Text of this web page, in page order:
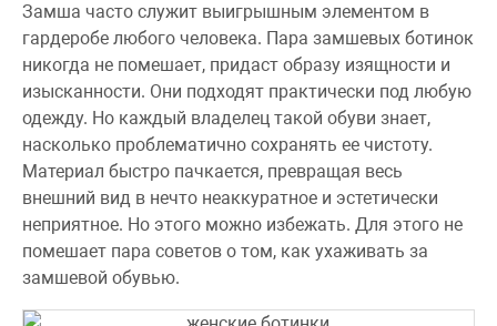
Замша часто служит выигрышным элементом в
гардеробе любого человека. Пара замшевых ботинок
никогда не помешает, придаст образу изящности и
изысканности. Они подходят практически под любую
одежду. Но каждый владелец такой обуви знает,
насколько проблематично сохранять ее чистоту.
Материал быстро пачкается, превращая весь
внешний вид в нечто неаккуратное и эстетически
неприятное. Но этого можно избежать. Для этого не
помешает пара советов о том, как ухаживать за
замшевой обувью.